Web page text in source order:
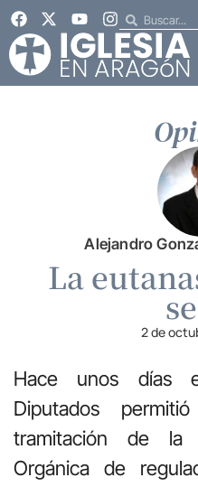
Alejandro
La
2 de
Hace unos días
Diputados
tramitación de la
Orgánica de